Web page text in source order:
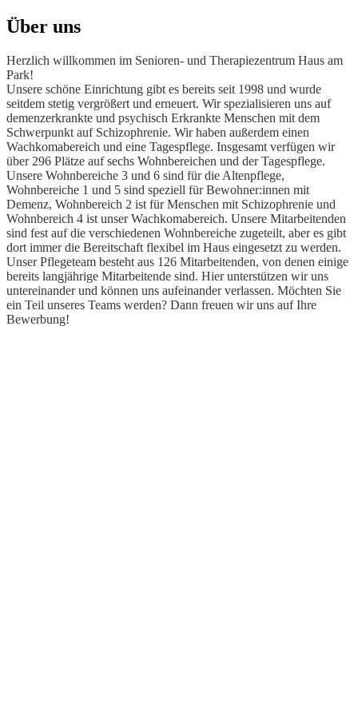
Über uns
Herzlich willkommen im Senioren- und Therapiezentrum Haus am
Park!
Unsere schöne Einrichtung gibt es bereits seit 1998 und wurde
seitdem stetig vergrößert und erneuert. Wir spezialisieren uns auf
demenzerkrankte und psychisch Erkrankte Menschen mit dem
Schwerpunkt auf Schizophrenie. Wir haben außerdem einen
Wachkomabereich und eine Tagespflege. Insgesamt verfügen wir
über 296 Plätze auf sechs Wohnbereichen und der Tagespflege.
Unsere Wohnbereiche 3 und 6 sind für die Altenpflege,
Wohnbereiche 1 und 5 sind speziell für Bewohner:innen mit
Demenz, Wohnbereich 2 ist für Menschen mit Schizophrenie und
Wohnbereich 4 ist unser Wachkomabereich. Unsere Mitarbeitenden
sind fest auf die verschiedenen Wohnbereiche zugeteilt, aber es gibt
dort immer die Bereitschaft flexibel im Haus eingesetzt zu werden.
Unser Pflegeteam besteht aus 126 Mitarbeitenden, von denen einige
bereits langjährige Mitarbeitende sind. Hier unterstützen wir uns
untereinander und können uns aufeinander verlassen. Möchten Sie
ein Teil unseres Teams werden? Dann freuen wir uns auf Ihre
Bewerbung!